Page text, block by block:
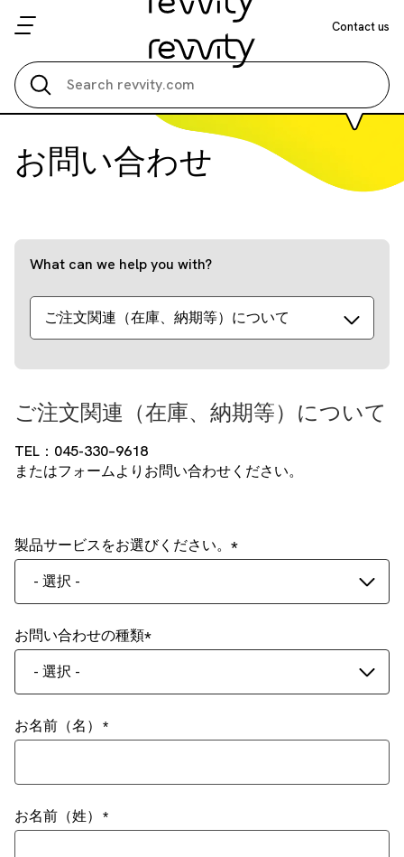
Contact us
お問い合わせ
What can we help you with?
ご注文関連（在庫、納期等）について
ご注文関連（在庫、納期等）について
TEL：045-330–9618
またはフォームよりお問い合わせください。
製品サービスをお選びください。
- 選択 -
お問い合わせの種類
- 選択 -
お名前（名）
お名前（姓）